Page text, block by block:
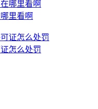
里看啊
怎么处罚